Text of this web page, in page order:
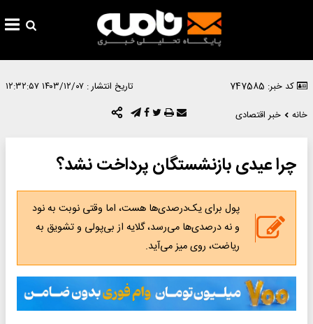
کد خبر: 747585 تاریخ انتشار : ۱۴۰۳/۱۲/۰۷ ۱۲:۳۲:۵۷
خانه
خبر اقتصادی
چرا عیدی بازنشستگان پرداخت نشد؟
پول برای یک‌درصدی‌ها هست، اما وقتی نوبت به نود
و نه درصدی‌ها می‌رسد، گلایه از بی‌پولی و تشویق به
ریاضت، روی میز می‌آید.